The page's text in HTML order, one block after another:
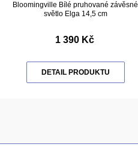
Bloomingville Bílé pruhované závěsné
světlo Elga 14,5 cm
1 390 Kč
DETAIL PRODUKTU